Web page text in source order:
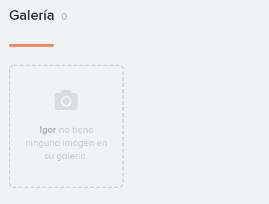
Galería 0
Igor no tiene
ninguna imágen en
su galería.